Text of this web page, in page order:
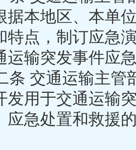
据本地区、本单
特点，制订应急
运输突发事件
交通运输主管
发用于交通运输
应急处置和救援
。